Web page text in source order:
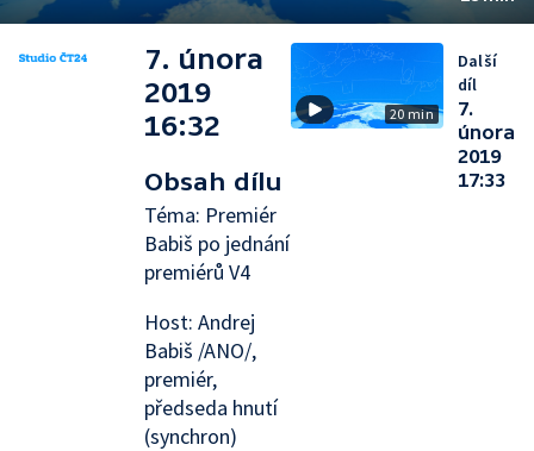
7. února
2019
16:32
Obsah dílu
Téma: Premiér
Babiš po jednání
premiérů V4
Host: Andrej
Babiš /ANO/,
premiér,
předseda hnutí
(synchron)
20 min
Další
díl
7.
února
2019
17:33